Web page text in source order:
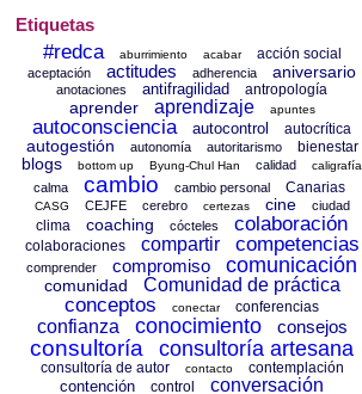
Etiquetas
#redca aburrimiento acabar acción social
aceptación actitudes adherencia aniversario
anotaciones antifragilidad antropología
aprender aprendizaje apuntes
autoconsciencia autocontrol autocrítica
autogestión autonomía autoritarismo bienestar
blogs bottom up Byung-Chul Han calidad caligrafía
calma cambio cambio personal Canarias
CASG CEJFE cerebro certezas cine ciudad
clima coaching cócteles colaboración
colaboraciones compartir competencias
comprender compromiso comunicación
comunidad Comunidad de práctica
conceptos conectar conferencias
confianza conocimiento consejos
consultoría consultoría artesana
consultoría de autor contacto contemplación
contención control conversación